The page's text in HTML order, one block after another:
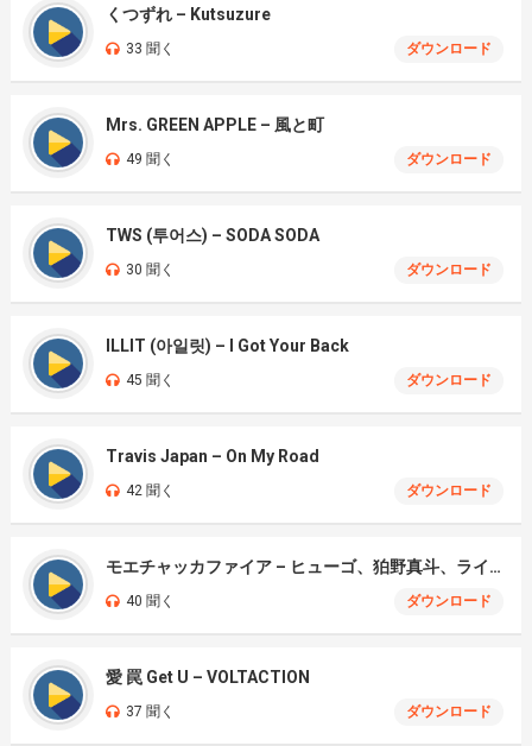
くつずれ – Kutsuzure
33 聞く ダウンロード
Mrs. GREEN APPLE – 風と町
49 聞く ダウンロード
TWS (투어스) – SODA SODA
30 聞く ダウンロード
ILLIT (아일릿) – I Got Your Back
45 聞く ダウンロード
Travis Japan – On My Road
42 聞く ダウンロード
モエチャッカファイア – ヒューゴ、狛野真斗、ライト、セヴェリアン (Cover )
40 聞く ダウンロード
愛 罠 Get U – VOLTACTION
37 聞く ダウンロード